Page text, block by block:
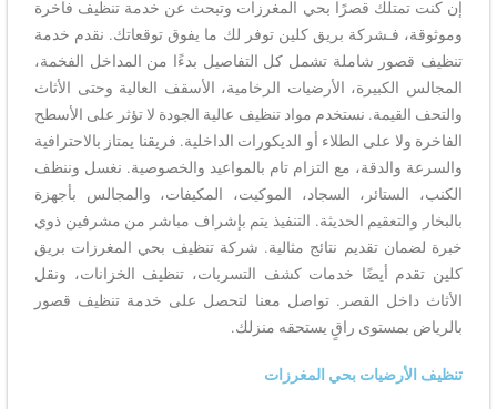
إن كنت تمتلك قصرًا بحي المغرزات وتبحث عن خدمة تنظيف فاخرة
وموثوقة، فـشركة بريق كلين توفر لك ما يفوق توقعاتك. نقدم خدمة
تنظيف قصور شاملة تشمل كل التفاصيل بدءًا من المداخل الفخمة،
المجالس الكبيرة، الأرضيات الرخامية، الأسقف العالية وحتى الأثاث
والتحف القيمة. نستخدم مواد تنظيف عالية الجودة لا تؤثر على الأسطح
الفاخرة ولا على الطلاء أو الديكورات الداخلية. فريقنا يمتاز بالاحترافية
والسرعة والدقة، مع التزام تام بالمواعيد والخصوصية. نغسل وننظف
الكنب، الستائر، السجاد، الموكيت، المكيفات، والمجالس بأجهزة
بالبخار والتعقيم الحديثة. التنفيذ يتم بإشراف مباشر من مشرفين ذوي
خبرة لضمان تقديم نتائج مثالية. شركة تنظيف بحي المغرزات بريق
كلين تقدم أيضًا خدمات كشف التسربات، تنظيف الخزانات، ونقل
الأثاث داخل القصر. تواصل معنا لتحصل على خدمة تنظيف قصور
بالرياض بمستوى راقٍ يستحقه منزلك.
تنظيف الأرضيات بحي المغرزات